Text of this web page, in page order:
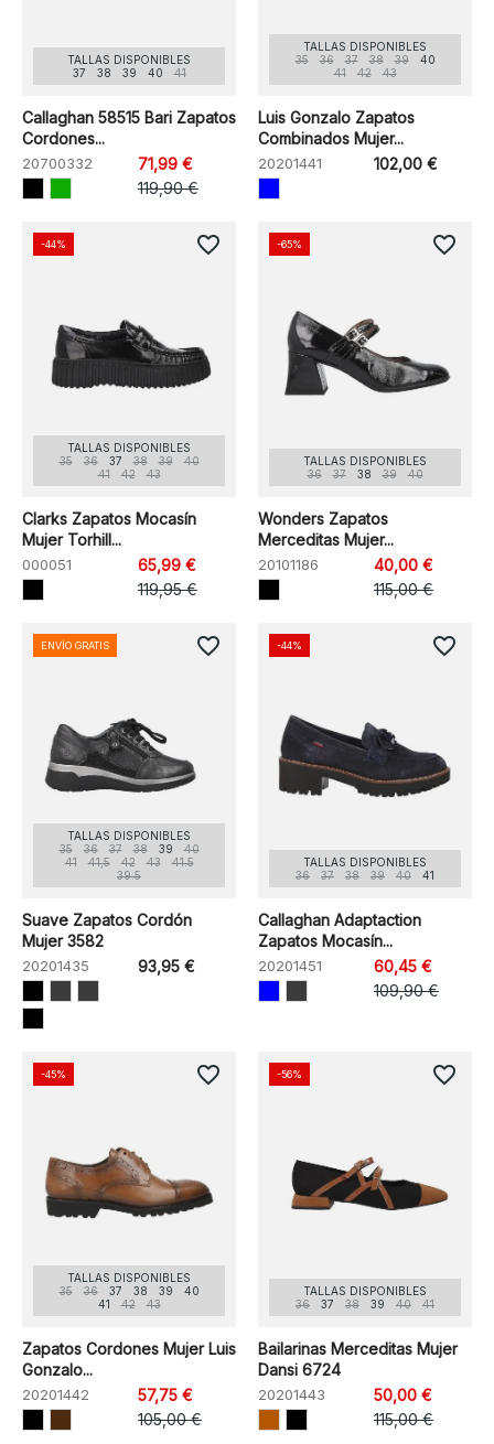
TALLAS DISPONIBLES
37
38 39 40 41
Callaghan 58515 Bari Zapatos
Cordones...
20700332
71,99 €
119,90 €
TALLAS DISPONIBLES
35
36 37 38 39
40
41
42 43
Luis Gonzalo Zapatos
Combinados Mujer...
20201441 102,00 €
TALLAS DISPONIBLES
35
36 37 38 39
40
41
42 43
Clarks Zapatos Mocasín
Mujer Torhill...
000051
65,99 €
119,95 €
-44% favorite_border
TALLAS DISPONIBLES
36
37 38 39 40
Wonders Zapatos
Merceditas Mujer...
20101186
40,00 €
115,00 €
-65% favorite_border
TALLAS DISPONIBLES
35
36 37 38 39
40
41
41,5 42 43
41.5
39.5
Suave Zapatos Cordón
Mujer 3582
20201435 93,95 €
ENVÍO GRATIS favorite_border
TALLAS DISPONIBLES
36
37 38 39 40 41
Callaghan Adaptaction
Zapatos Mocasín...
20201451
60,45 €
109,90 €
-44% favorite_border
TALLAS DISPONIBLES
35
36 37 38 39
40
41
42 43
Zapatos Cordones Mujer Luis
Gonzalo...
20201442
57,75 €
105,00 €
-45% favorite_border
TALLAS DISPONIBLES
36
37 38 39 40 41
Bailarinas Merceditas Mujer
Dansi 6724
20201443
50,00 €
115,00 €
-56% favorite_border